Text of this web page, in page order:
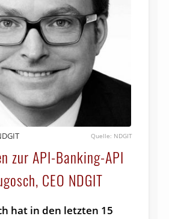
NDGIT
zur API-Banking-API
CEO NDGIT
hat in den letzten 15